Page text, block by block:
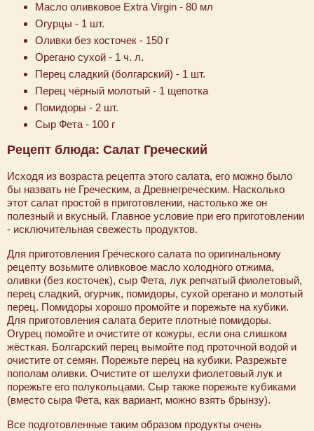
Масло оливковое Extra Virgin - 80 мл
Огурцы - 1 шт.
Оливки без косточек - 150 г
Орегано сухой - 1 ч. л.
Перец сладкий (болгарский) - 1 шт.
Перец чёрный молотый - 1 щепотка
Помидоры - 2 шт.
Сыр Фета - 100 г
Рецепт блюда: Салат Греческий
Исходя из возраста рецепта этого салата, его можно было
бы назвать не Греческим, а Древнегреческим. Насколько
этот салат простой в приготовлении, настолько же он
полезный и вкусный. Главное условие при его приготовлении
- исключительная свежесть продуктов.
Для приготовления Греческого салата по оригинальному
рецепту возьмите оливковое масло холодного отжима,
оливки (без косточек), сыр Фета, лук репчатый фиолетовый,
перец сладкий, огурчик, помидоры, сухой орегано и молотый
перец. Помидоры хорошо промойте и порежьте на кубики.
Для приготовления салата берите плотные помидоры.
Огурец помойте и очистите от кожуры, если она слишком
жёсткая. Болгарский перец вымойте под проточной водой и
очистите от семян. Порежьте перец на кубики. Разрежьте
пополам оливки. Очистите от шелухи фиолетовый лук и
порежьте его полукольцами. Сыр также порежьте кубиками
(вместо сыра Фета, как вариант, можно взять брынзу).
Все подготовленные таким образом продукты очень